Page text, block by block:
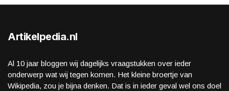
Artikelpedia.nl
Al 10 jaar bloggen wij dagelijks vraagstukken over ieder
onderwerp wat wij tegen komen. Het kleine broertje van
Wikipedia, zou je bijna denken. Dat is in ieder geval wel ons doel